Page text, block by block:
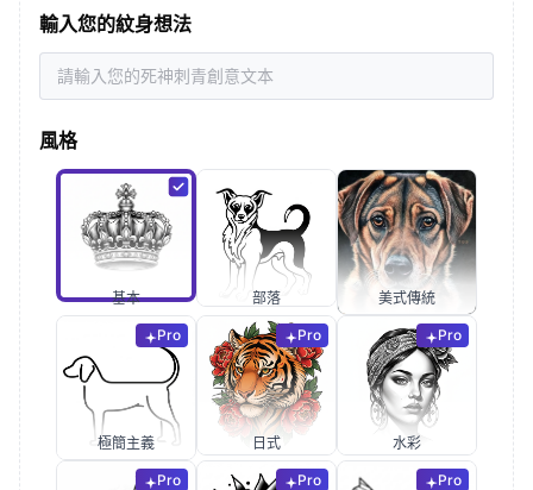
輸入您的紋身想法
風格
基本 部落 美式傳統
Pro
極簡主義
Pro
日式
Pro
水彩
Pro Pro Pro